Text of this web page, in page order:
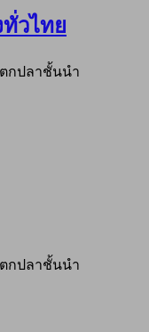
วไทย
กปลาชั้นนำ
กปลาชั้นนำ